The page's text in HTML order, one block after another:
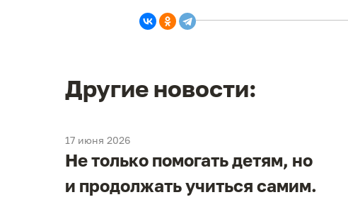
Другие новости:
17 июня 2026
Не только помогать детям, но
и продолжать учиться самим.